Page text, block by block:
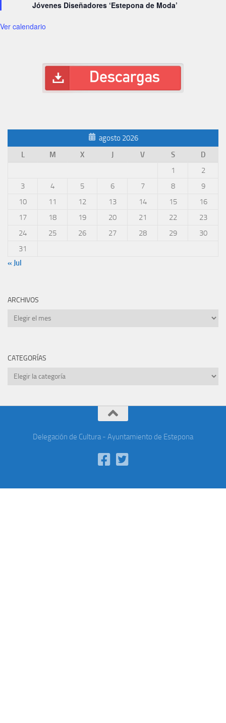
Jóvenes Diseñadores ‘Estepona de Moda’
Ver calendario
agosto 2026
L
M X J V S
D
1
2
3
4 5 6 7 8
9
10
11 12 13 14 15
16
17
18 19 20 21 22
23
24
25 26 27 28 29
30
31
« Jul
ARCHIVOS
Archivos
CATEGORÍAS
Categorías
Delegación de Cultura - Ayuntamiento de Estepona